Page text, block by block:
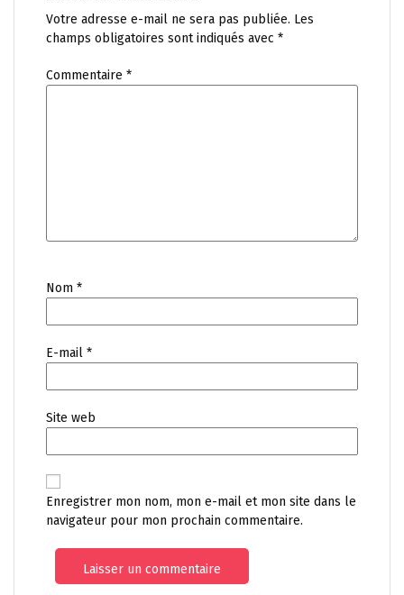
Votre adresse e-mail ne sera pas publiée. Les
champs obligatoires sont indiqués avec *
Commentaire *
Nom *
E-mail *
Site web
Enregistrer mon nom, mon e-mail et mon site dans le
navigateur pour mon prochain commentaire.